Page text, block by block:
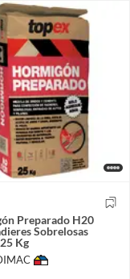
Preparado H20
Sobrelosas
Kg